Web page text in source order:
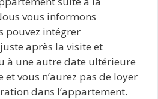
vous informons
pouvez intégrer
après la visite et
à une autre date ultérieure
et vous n’aurez pas de loyer
dans l’appartement.